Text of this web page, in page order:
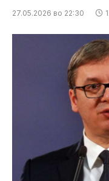
27.05.2026 во 22:30